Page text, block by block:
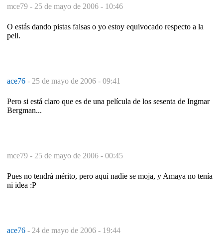
mce79 - 25 de mayo de 2006 - 10:46
O estás dando pistas falsas o yo estoy equivocado respecto a la
peli.
ace76 - 25 de mayo de 2006 - 09:41
Pero si está claro que es de una película de los sesenta de Ingmar
Bergman...
mce79 - 25 de mayo de 2006 - 00:45
Pues no tendrá mérito, pero aquí nadie se moja, y Amaya no tenía
ni idea :P
ace76 - 24 de mayo de 2006 - 19:44